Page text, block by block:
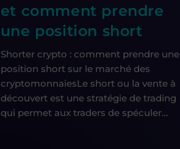
et comment prendre
une position short
Shorter crypto : comment prendre une
position short sur le marché des
cryptomonnaiesLe short ou la vente à
découvert est une stratégie de trading
qui permet aux traders de spéculer…